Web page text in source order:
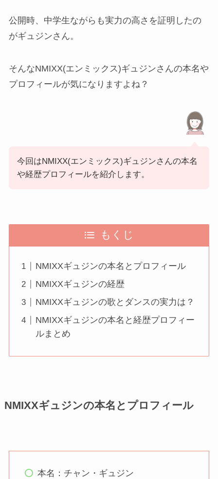
公開時、中学生ながらも実力の高さを証明したの
がギュジンさん。
そんなNMIXX(エンミックス)ギュジンさんの本名や
プロフィールが気になりますよね？
今回はNMIXX(エンミックス)ギュジンさんの本名
や経歴プロフィールを紹介します。
もくじ
NMIXXギュジンの本名とプロフィール
NMIXXギュジンの経歴
NMIXXギュジンの歌とダンスの実力は？
NMIXXギュジンの本名と経歴プロフィー
ルまとめ
NMIXXギュジンの本名とプロフィール
本名：チャン・ギュジン